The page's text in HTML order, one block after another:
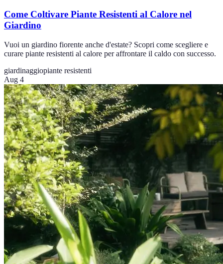
Come Coltivare Piante Resistenti al Calore nel
Giardino
Vuoi un giardino fiorente anche d'estate? Scopri come scegliere e
curare piante resistenti al calore per affrontare il caldo con successo.
giardinaggiopiante resistenti
Aug 4